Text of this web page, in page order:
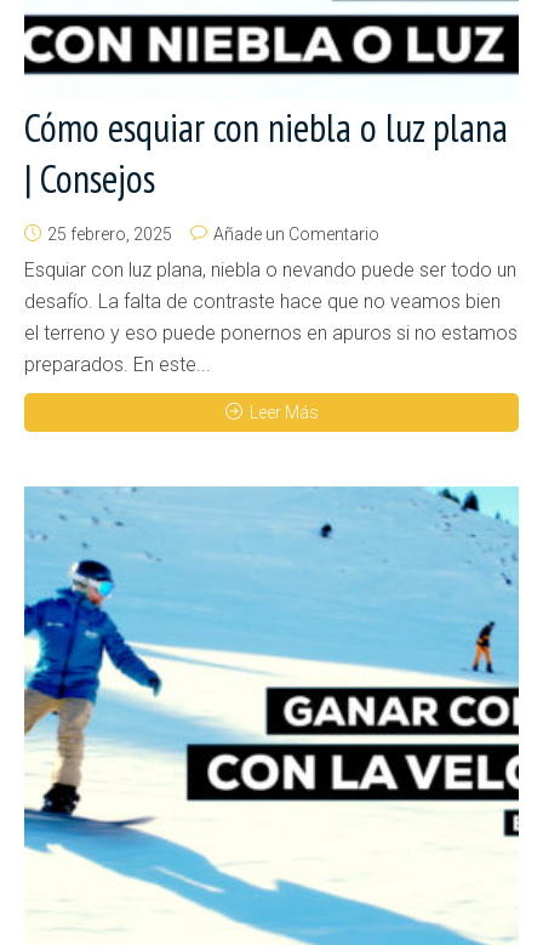
Cómo esquiar con niebla o luz plana
| Consejos
25 febrero, 2025 Añade un Comentario
Esquiar con luz plana, niebla o nevando puede ser todo un
desafío. La falta de contraste hace que no veamos bien
el terreno y eso puede ponernos en apuros si no estamos
preparados. En este...
Leer Más